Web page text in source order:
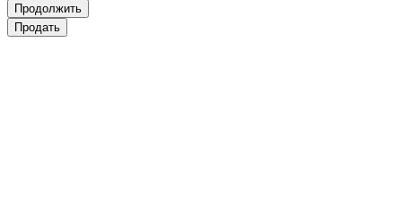
Продолжить
Продать